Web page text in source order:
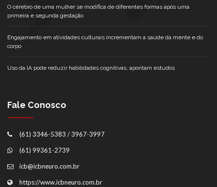
O cérebro de uma mulher se modifica de diferentes formas após uma
primeira e segunda gestação
Engajamento em atividades culturais incrementam a saúde da mente e do
corpo
Uso da IA pode reduzir habilidades cognitivas, apontam estudos
Fale Conosco
(61) 3346-5383 / 3967-3997
(61) 99361-2739
icb@icbneuro.com.br
https://www.icbneuro.com.br